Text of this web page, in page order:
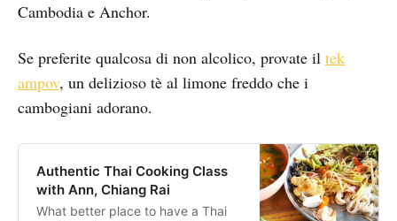
Cambodia e Anchor.
Se preferite qualcosa di non alcolico, provate il tek
ampov, un delizioso tè al limone freddo che i
cambogiani adorano.
Authentic Thai Cooking Class
with Ann, Chiang Rai
What better place to have a Thai